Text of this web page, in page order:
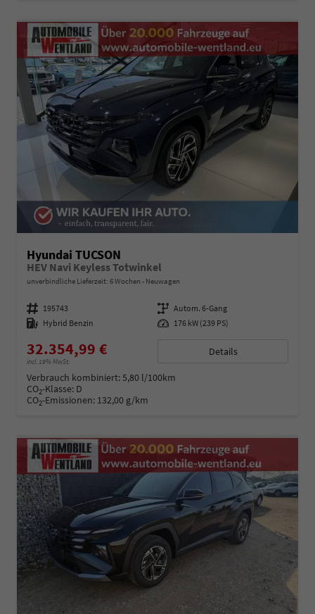
Hyundai TUCSON
HEV Navi Keyless Totwinkel
unverbindliche Lieferzeit: 6 Wochen Neuwagen
Fahrzeugnummer 195743 Getriebe Autom. 6-Gang
Kraftstoff Hybrid Benzin Leistung 176 kW (239 PS)
32.354,99 €
incl. 19% MwSt.
Details
Verbrauch kombiniert:5,80 l/100km
CO2-Klasse: D
CO2-Emissionen: 132,00 g/km